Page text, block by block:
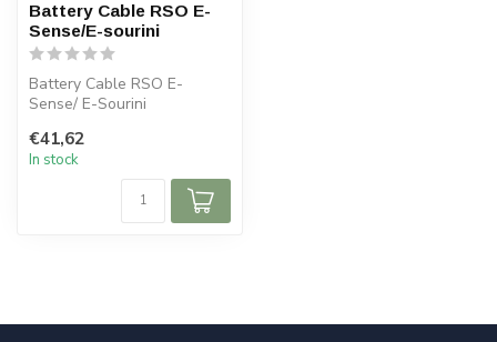
Battery Cable RSO E-
Sense/E-sourini
Battery Cable RSO E-
Sense/ E-Sourini
€41,62
In stock